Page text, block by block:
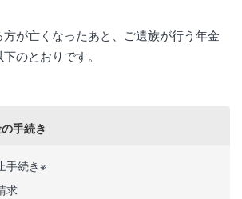
が亡くなったあと、ご遺族が行う年金
のとおりです。
手続き
手続き※
求